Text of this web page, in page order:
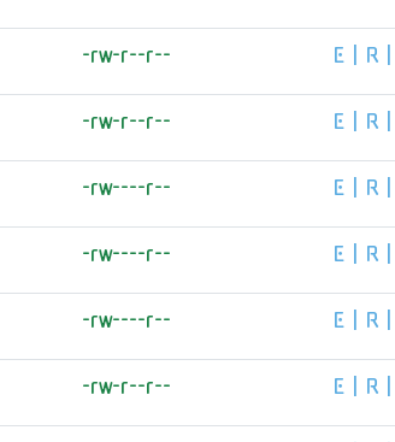
-rw-r--r-- E R
-rw-r--r-- E R
-rw----r-- E R
-rw----r-- E R
-rw----r-- E R
-rw-r--r-- E R